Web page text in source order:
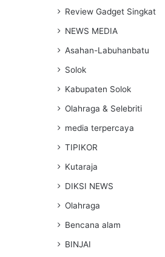
Review Gadget Singkat
NEWS MEDIA
Asahan-Labuhanbatu
Solok
Kabupaten Solok
Olahraga & Selebriti
media terpercaya
TIPIKOR
Kutaraja
DIKSI NEWS
Olahraga
Bencana alam
BINJAI